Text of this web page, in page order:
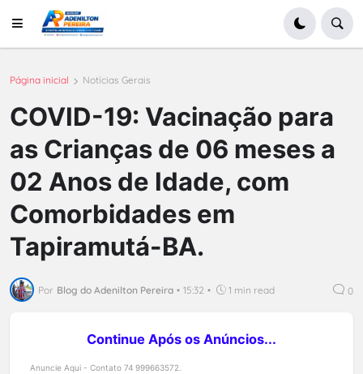
Página inicial Notícias Gerais
COVID-19: Vacinação para
as Crianças de 06 meses a
02 Anos de Idade, com
Comorbidades em
Tapiramutá-BA.
Por Blog do Adenilton Pereira • 15:32 • 1 min read 0
Continue Após os Anúncios...
Anuncie Aqui - Contato 74 999663572.